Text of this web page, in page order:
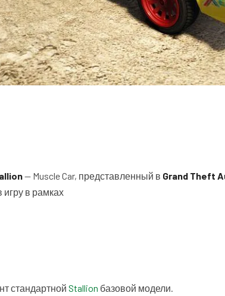
— Muscle Car, представленный в Grand Theft
игру в рамках
стандартной Stallion базовой модели.